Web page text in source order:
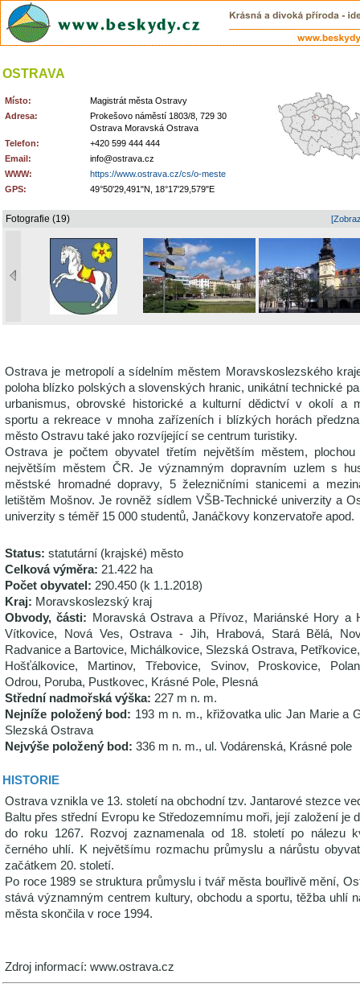
OSTRAVA
Místo:
Magistrát města Ostravy
Adresa:
Prokešovo náměstí 1803/8, 729 30
Ostrava Moravská Ostrava
Telefon:
+420 599 444 444
Email:
info@ostrava.cz
WWW:
https://www.ostrava.cz/cs/o-meste
GPS:
49°50'29,491"N, 18°17'29,579"E
Fotografie (19)
Ostrava je metropolí a sídelním městem Moravskoslezského
poloha blízko polských a slovenských hranic, unikátní technické
urbanismus, obrovské historické a kulturní dědictví v okolí a
sportu a rekreace v mnoha zařízeních i blízkých horách
město Ostravu také jako rozvíjející se centrum turistiky.
Ostrava je počtem obyvatel třetím největším městem, plochou
největším městem ČR. Je významným dopravním uzlem s
městské hromadné dopravy, 5 železničními stanicemi a
letištěm Mošnov. Je rovněž sídlem VŠB-Technické univerzity a
univerzity s téměř 15 000 studentů, Janáčkovy konzervatoře apod.
Status: statutární (krajské) město
Celková výměra: 21.422 ha
Počet obyvatel: 290.450 (k 1.1.2018)
Kraj: Moravskoslezský kraj
Obvody, části: Moravská Ostrava a Přívoz, Mariánské Hory a
Vítkovice, Nová Ves, Ostrava - Jih, Hrabová, Stará Bělá,
Radvanice a Bartovice, Michálkovice, Slezská Ostrava,
Hošťálkovice, Martinov, Třebovice, Svinov, Proskovice,
Odrou, Poruba, Pustkovec, Krásné Pole, Plesná
Střední nadmořská výška: 227 m n. m.
Nejníže položený bod: 193 m n. m., křižovatka ulic Jan Marie a
Slezská Ostrava
Nejvýše položený bod: 336 m n. m., ul. Vodárenská, Krásné pole
HISTORIE
Ostrava vznikla ve 13. století na obchodní tzv. Jantarové stezce
Baltu přes střední Evropu ke Středozemnímu moři, její založení je
do roku 1267. Rozvoj zaznamenala od 18. století po nálezu
černého uhlí. K největšímu rozmachu průmyslu a nárůstu
začátkem 20. století.
Po roce 1989 se struktura průmyslu i tvář města bouřlivě mění,
stává významným centrem kultury, obchodu a sportu, těžba uhlí
města skončila v roce 1994.
Zdroj informací: www.ostrava.cz